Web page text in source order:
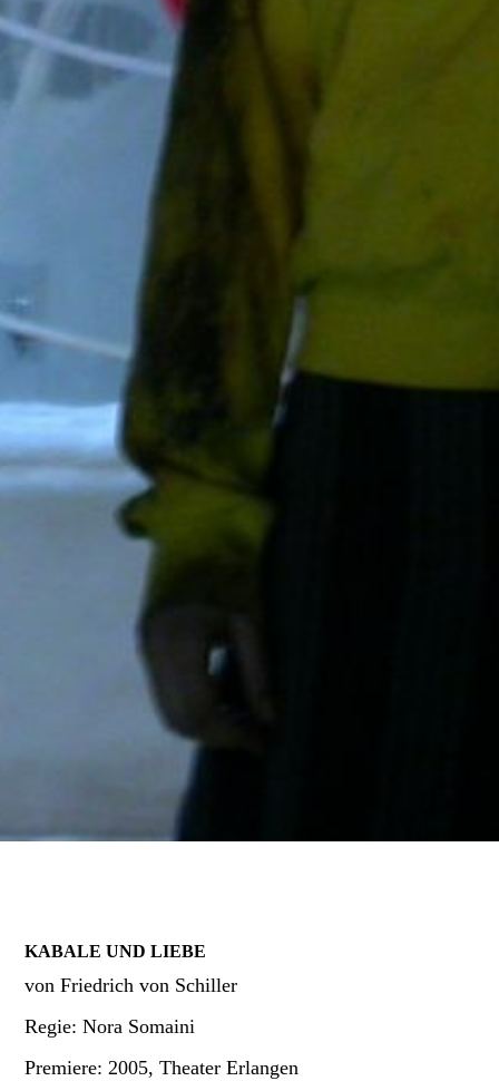
KABALE UND LIEBE
von Friedrich von Schiller
Regie: Nora Somaini
Premiere: 2005, Theater Erlangen